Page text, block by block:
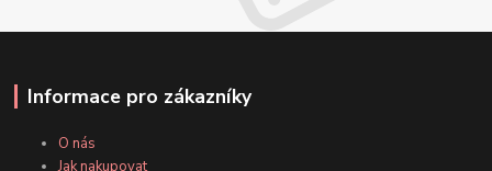
Informace pro zákazníky
O nás
Jak nakupovat